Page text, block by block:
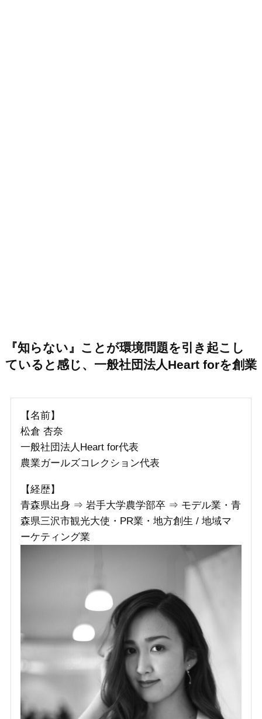
『知らない』ことが環境問題を引き起こし
ていると感じ、一般社団法人Heart forを創業
【名前】
松倉 杏奈
一般社団法人Heart for代表
農業ガールズコレクション代表
【経歴】
青森県出身 ⇒ 岩手大学農学部卒 ⇒ モデル業・青
森県三沢市観光大使・PR業・地方創生 / 地域マ
ーケティング業